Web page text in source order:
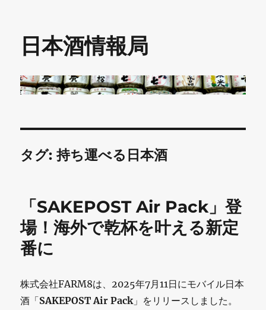
日本酒情報局
タグ:持ち運べる日本酒
「SAKEPOST Air Pack」登
場！海外で乾杯を叶える新定
番に
株式会社FARM8は、2025年7月11日にモバイル日本
酒「SAKEPOST Air Pack 」をリリースしました。